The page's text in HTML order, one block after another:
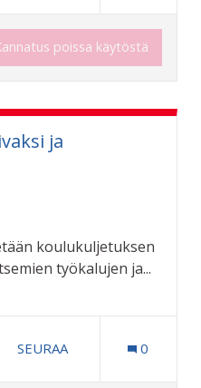
poissa käytöstä
ja
koulukuljetuksen
työkalujen ja...
Yhteisöllisyys
2 SEURAAJAA
SEURAA 0